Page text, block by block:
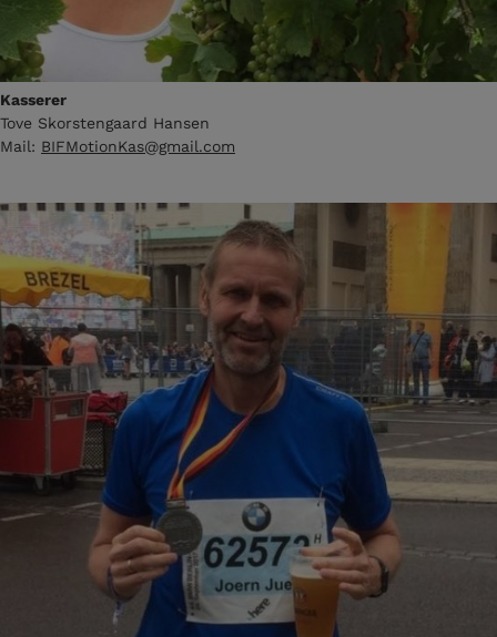
Kasserer
Tove Skorstengaard Hansen
Mail: BIFMotionKas@gmail.com